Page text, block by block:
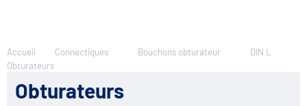
Accueil Connectiques Bouchons obturateur
DIN L
Obturateurs
Obturateurs